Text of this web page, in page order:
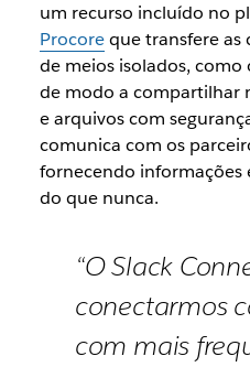
um recurso incluído no
Procoreque transfere as
de meios isolados, como
de modo a compartilhar
e arquivos com
comunica com os
fornecendo informações
do que nunca.
“O Slack
conectarmos
com mais